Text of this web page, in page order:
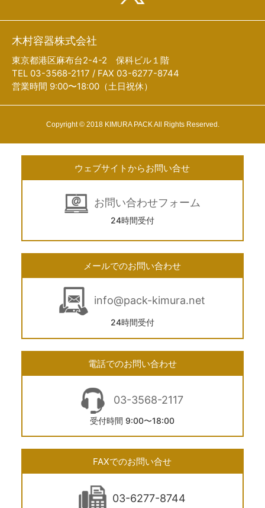
木村容器株式会社
東京都港区麻布台2-4-2 保科ビル１階
TEL 03-3568-2117 / FAX 03-6277-8744
営業時間 9:00〜18:00（土日祝休）
Copyright © 2018 KIMURA PACK All Rights Reserved.
ウェブサイトからお問い合せ
お問い合わせフォーム
24時間受付
メールでのお問い合わせ
info@pack-kimura.net
24時間受付
電話でのお問い合わせ
03-3568-2117
受付時間 9:00〜18:00
FAXでのお問い合せ
03-6277-8744